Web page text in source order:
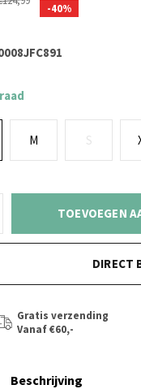
-40%
M S
TOEVOEGEN
DIRECT
Gratis verzending
Vanaf €60,-
Beschrijving